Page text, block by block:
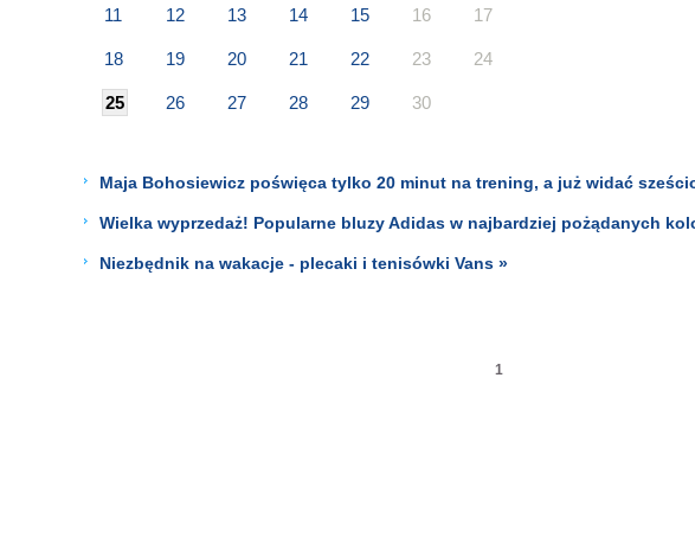
11 12 13 14 15 16 17
18 19 20 21 22 23 24
25 26 27 28 29 30
Maja Bohosiewicz poświęca tylko 20 minut na trening, a już widać
Wielka wyprzedaż! Popularne bluzy Adidas w najbardziej pożądanych
Niezbędnik na wakacje - plecaki i tenisówki Vans »
1